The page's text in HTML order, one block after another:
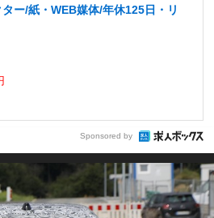
ー/紙・WEB媒体/年休125日・リ
Sponsored by